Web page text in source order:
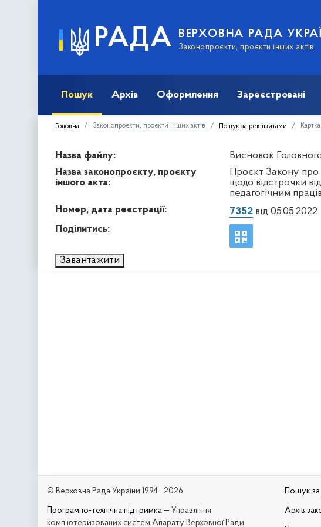
РАДА ВЕРХОВНА РАДА
Законопроєкти, проєкти інших актів
Пошук Архів Оформлення Зареєстровані
Головна Законопроєкти, проєкти інших актів Пошук за реквізитами
Назва файлу:
Висновок
Назва законопроєкту, проєкту
іншого акта:
Проєкт Закону про
щодо відстрочки
педагогічним
Номер, дата реєстрації:
7352від 05.05.2022
Поділитись:
Завантажити
© Верховна Рада України 1994—2026
Програмно-технічна підтримка — Управління
комп'ютеризованих систем Апарату Верховної Ради
Пошук за
Архів